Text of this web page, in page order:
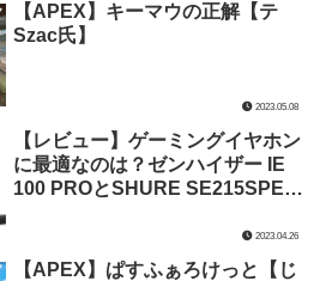
【APEX】キーマウの正解【テ
Szac氏】
2023.05.08
【レビュー】ゲーミングイヤホン
に最適なのは？ゼンハイザー IE
100 PROとSHURE SE215SPE-A
みた【ゲーミングイヤホン】2023.04.26
【APEX】ぱすふぁろけっと【じ